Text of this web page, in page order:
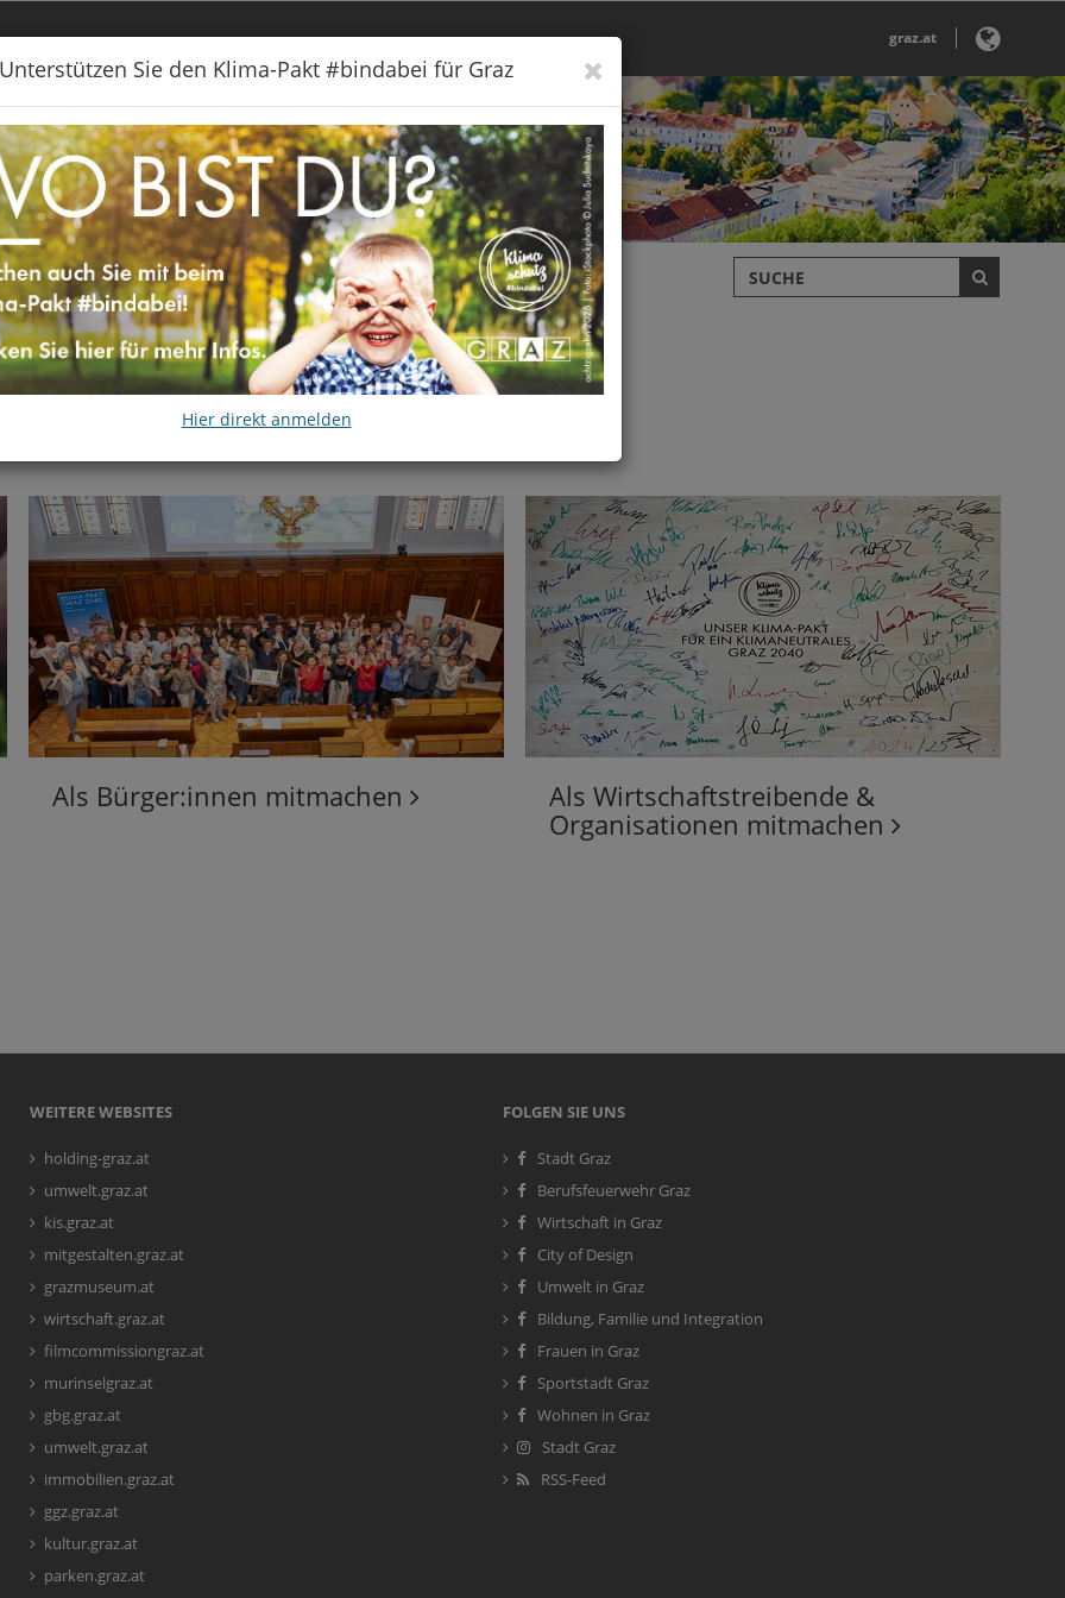
graz.at
KLIMALICHT FÖRDERUNGEN KONTAKT
Als Bürger:innen mitmachen
Als Wirtschaftstreibende &
Organisationen mitmachen
WEITERE WEBSITES
holding-graz.at
umwelt.graz.at
kis.graz.at
mitgestalten.graz.at
grazmuseum.at
wirtschaft.graz.at
filmcommissiongraz.at
murinselgraz.at
gbg.graz.at
umwelt.graz.at
immobilien.graz.at
ggz.graz.at
kultur.graz.at
parken.graz.at
FOLGEN SIE UNS
Stadt Graz
Berufsfeuerwehr Graz
Wirtschaft in Graz
City of Design
Umwelt in Graz
Bildung, Familie und Integration
Frauen in Graz
Sportstadt Graz
Wohnen in Graz
Stadt Graz
RSS-Feed
Unterstützen Sie den Klima-Pakt #bindabei für Graz
Hier direkt anmelden